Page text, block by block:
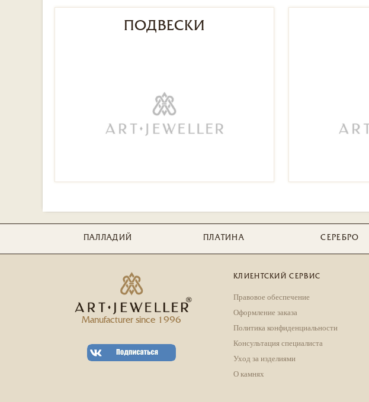
ПОДВЕСКИ
ПАЛЛАДИЙ ПЛАТИНА СЕРЕБРО
Manufacturer since 1996
КЛИЕНТСКИЙ СЕРВИС
Правовое обеспечение
Оформление заказа
Политика конфиденциальности
Консультация специалиста
Уход за изделиями
О камнях